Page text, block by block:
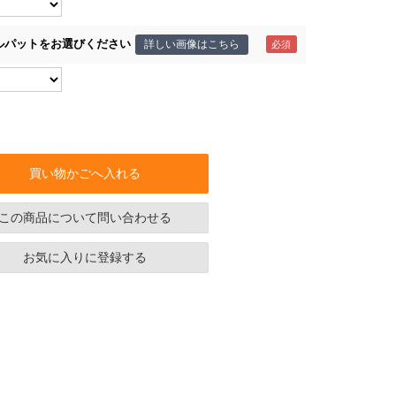
パットをお選びください 詳しい画像はこちら
買い物かごへ入れる
の商品について問い合わせる
お気に入りに登録する